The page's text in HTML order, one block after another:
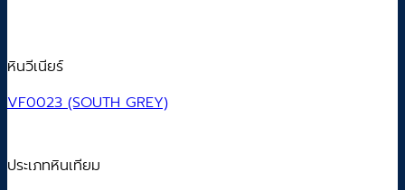
หินวีเนียร์
VF0023 (SOUTH GREY)
ประเภทหินเทียม